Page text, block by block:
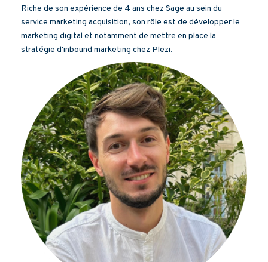
Riche de son expérience de 4 ans chez Sage au sein du
service marketing acquisition, son rôle est de développer le
marketing digital et notamment de mettre en place la
stratégie d'inbound marketing chez Plezi.